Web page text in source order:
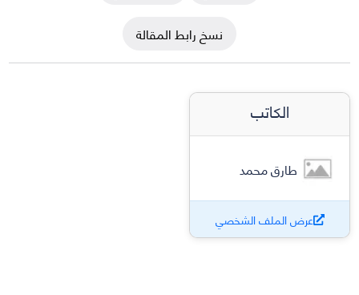
نسخ رابط المقالة
الكاتب
طارق محمد
عرض الملف الشخصي